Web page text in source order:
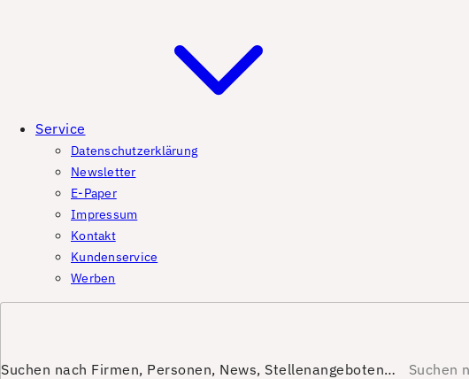
Service
Datenschutzerklärung
Newsletter
E-Paper
Impressum
Kontakt
Kundenservice
Werben
Suchen nach Firmen, Personen, News, Stellenangeboten…